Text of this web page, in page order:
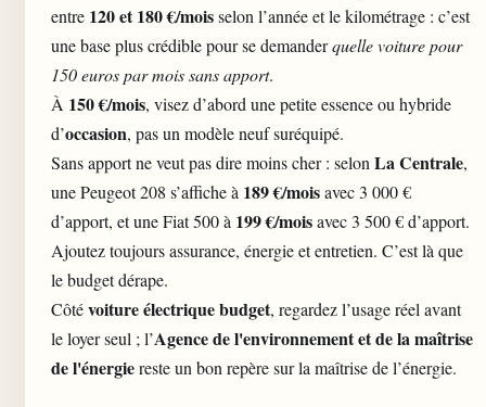
entre 120 et 180 €/moisselon l’année et le kilométrage : c’est
une base plus crédible pour se demanderquelle voiture pour
150 euros par mois sans apport.
À 150 €/mois, visez d’abord une petite essence ou hybride
d’occasion, pas un modèle neuf suréquipé.
Sans apport ne veut pas dire moins cher : selon La Centrale,
une Peugeot 208 s’affiche à 189 €/moisavec 3 000 €
d’apport, et une Fiat 500 à 199 €/moisavec 3 500 € d’apport.
Ajoutez toujours assurance, énergie et entretien. C’est là que
le budget dérape.
Côtévoiture électrique budget, regardez l’usage réel avant
le loyer seul ; l’Agence de l'environnement et de la maîtrise
de l'énergiereste un bon repère sur la maîtrise de l’énergie.